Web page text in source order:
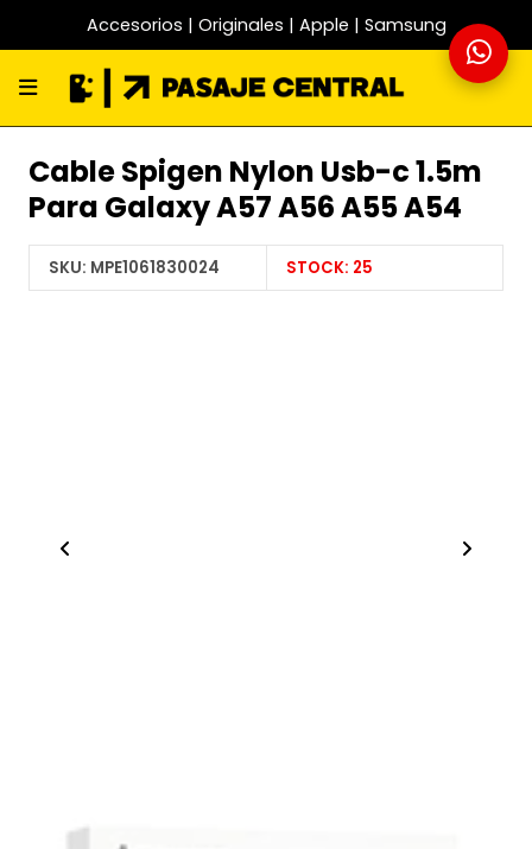
Accesorios | Originales | Apple | Samsung
Cable Spigen Nylon Usb-c 1.5m
Para Galaxy A57 A56 A55 A54
SKU: MPE1061830024 STOCK: 25